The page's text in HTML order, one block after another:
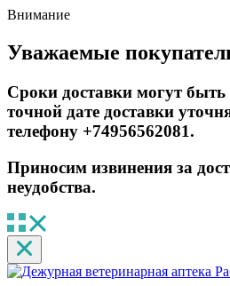
Внимание
Уважаемые
Сроки доставки могут
точной дате доставки
телефону +74956562081.
Приносим извинения за
неудобства.